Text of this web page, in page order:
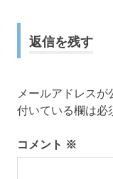
ビ
ゲ
シ
ョ
ン
返信を残す
メールアドレスが
付いている欄は必
コメント ※